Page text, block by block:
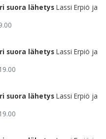
suora lähetys Lassi Erpiö ja
suora lähetys Lassi Erpiö ja
suora lähetys Lassi Erpiö ja